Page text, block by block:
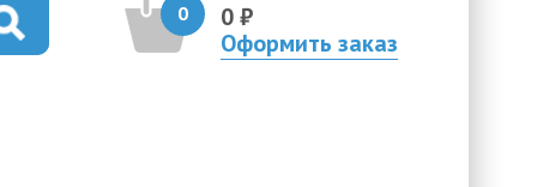
0
0 ₽
Оформить заказ